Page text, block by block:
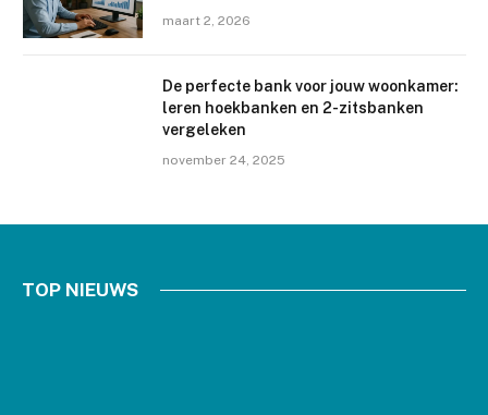
maart 2, 2026
De perfecte bank voor jouw woonkamer:
leren hoekbanken en 2-zitsbanken
vergeleken
november 24, 2025
TOP NIEUWS